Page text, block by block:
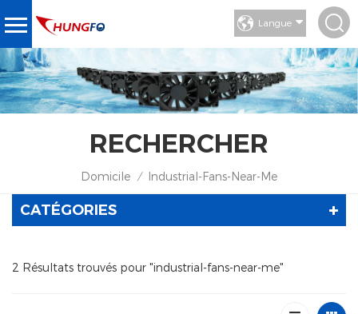
Langue
RECHERCHER
Domicile / Industrial-Fans-Near-Me
CATÉGORIES
2 Résultats trouvés pour "industrial-fans-near-me"